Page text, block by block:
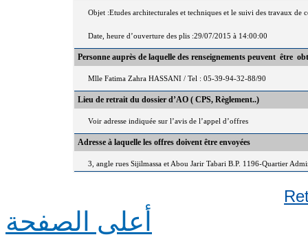
Objet :Etudes architecturales et techniques et le suivi des travaux
Date, heure d’ouverture des plis :29/07/2015 à 14:00:00
Personne auprès de laquelle des renseignements peuvent être
Mlle Fatima Zahra HASSANI / Tel : 05-39-94-32-88/90
Lieu de retrait du dossier d’AO ( CPS, Règlement..)
Voir adresse indiquée sur l’avis de l’appel d’offres
Adresse à laquelle les offres doivent être envoyées
3, angle rues Sijilmassa et Abou Jarir Tabari B.P. 1196-Quartier
أعلى الصفحة